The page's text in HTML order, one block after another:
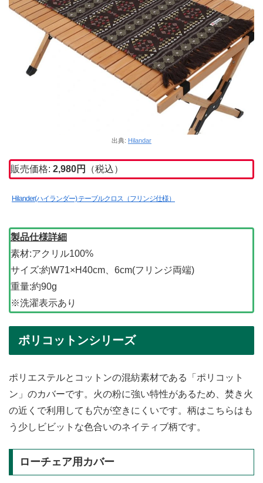
出典: Hilandar
販売価格: 2,980円 （税込）
Hilander(ハイランダー) テーブルクロス（フリンジ仕様）
製品仕様詳細
素材:アクリル100%
サイズ:約W71×H40cm、6cm(フリンジ両端)
重量:約90g
※洗濯表示あり
ポリコットンシリーズ
ポリエステルとコットンの混紡素材である「ポリコット
ン」のカバーです。火の粉に強い特性があるため、焚き火
の近くで利用しても穴が空きにくいです。柄はこちらはも
う少しビビットな色合いのネイティブ柄です。
ローチェア用カバー